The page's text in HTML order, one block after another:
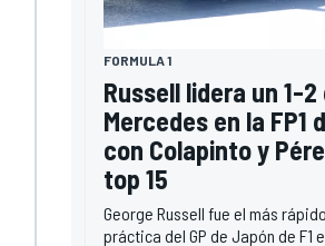
FORMULA 1
Russell lidera un 1-2
Mercedes en la FP1
con Colapinto y
top 15
George Russell fue el más
práctica del GP de Japón de F1